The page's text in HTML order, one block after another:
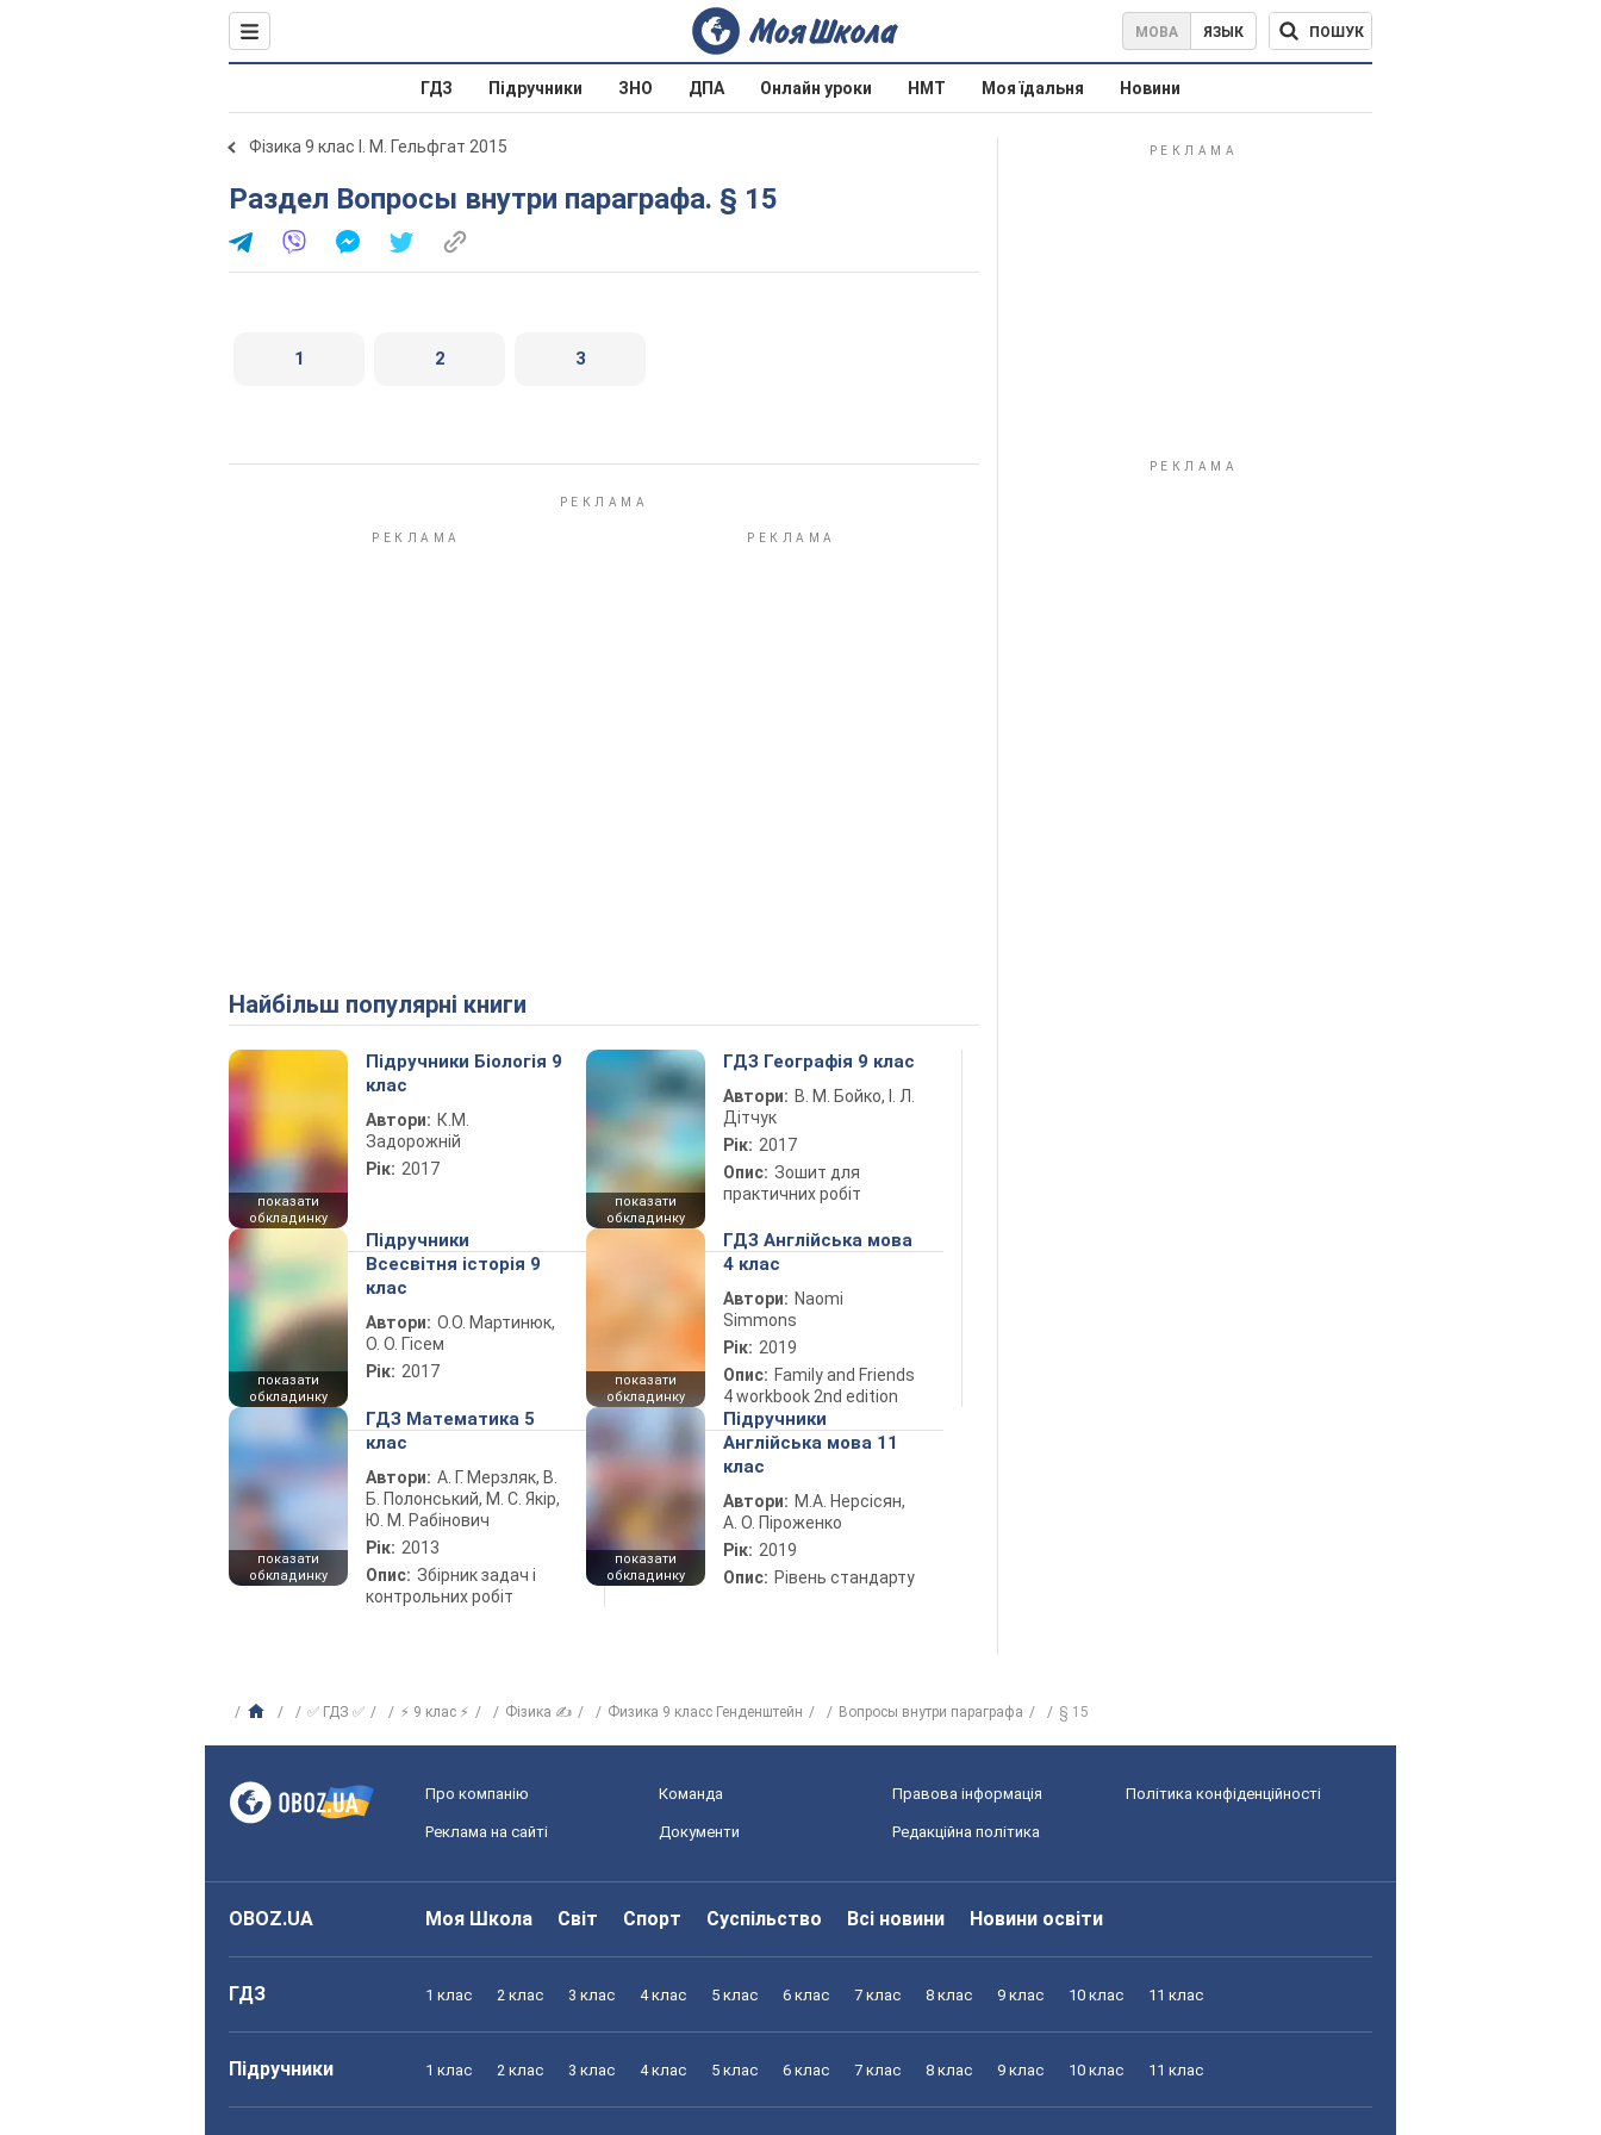
МОВА ЯЗЫК ПОШУК
ГДЗ Підручники ЗНО ДПА Онлайн уроки НМТ Моя їдальня Новини
Фізика 9 клас І. М. Гельфгат 2015
Раздел Вопросы внутри параграфа. § 15
1 2 3
Найбільш популярні книги
показати
обкладинку
Підручники Біологія 9
клас
Автори: К.М.
Задорожній
Рік: 2017
показати
обкладинку
ГДЗ Географія 9 клас
Автори: В. М. Бойко, І. Л.
Дітчук
Рік: 2017
Опис: Зошит для
практичних робіт
показати
обкладинку
Підручники
Всесвітня історія 9
клас
Автори: О.О. Мартинюк,
О. О. Гісем
Рік: 2017
показати
обкладинку
ГДЗ Англійська мова
4 клас
Автори: Naomi
Simmons
Рік: 2019
Опис: Family and Friends
4 workbook 2nd edition
показати
обкладинку
ГДЗ Математика 5
клас
Автори: А. Г. Мерзляк, В.
Б. Полонський, М. С. Якір,
Ю. М. Рабінович
Рік: 2013
Опис: Збірник задач і
контрольних робіт
показати
обкладинку
Підручники
Англійська мова 11
клас
Автори: М.А. Нерсісян,
А. О. Піроженко
Рік: 2019
Опис: Рівень стандарту
✅ ГДЗ ✅ ⚡ 9 клас ⚡ Фізика ✍ Физика 9 класс Генденштейн Вопросы внутри параграфа § 15
Про компанію Команда Правова інформація Політика конфіденційності
Реклама на сайті Документи Редакційна політика
OBOZ.UA Моя Школа Світ Спорт Суспільство Всі новини Новини освіти
ГДЗ 1 клас 2 клас 3 клас 4 клас 5 клас 6 клас 7 клас 8 клас 9 клас 10 клас 11 клас
Підручники 1 клас 2 клас 3 клас 4 клас 5 клас 6 клас 7 клас 8 клас 9 клас 10 клас 11 клас